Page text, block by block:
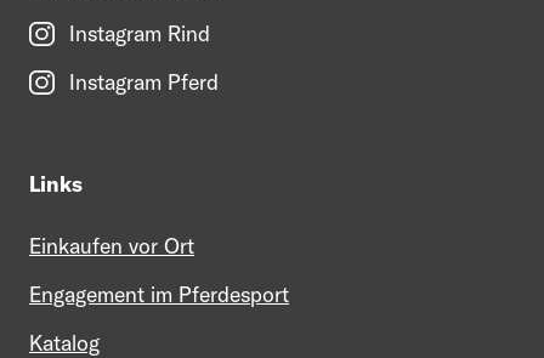
Instagram Rind
Instagram Pferd
Links
Einkaufen vor Ort
Engagement im Pferdesport
Katalog